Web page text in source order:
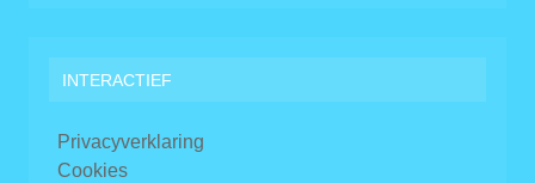
INTERACTIEF
Privacyverklaring
Cookies